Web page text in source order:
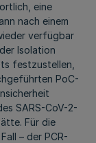
eine
nach einem
verfügbar
Isolation
festzustellen,
PoC-
SARS-CoV-2-
Für die
– der PCR-